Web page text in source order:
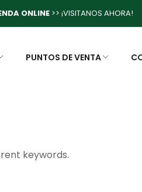
ONLINE>> ¡VISITANOS AHORA!
PUNTOS DE VENTA
keywords.